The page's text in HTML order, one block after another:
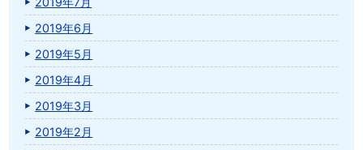
2019年6月
2019年5月
2019年4月
2019年3月
2019年2月